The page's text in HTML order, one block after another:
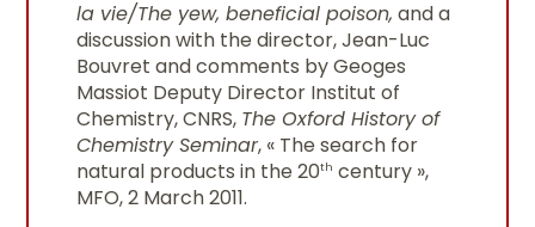
la vie/The yew, beneficial poison, and a
discussion with the director, Jean-Luc
Bouvret and comments by Geoges
Massiot Deputy Director Institut of
Chemistry, CNRS, The Oxford History of
Chemistry Seminar, « The search for
natural products in the 20th century »,
MFO, 2 March 2011.